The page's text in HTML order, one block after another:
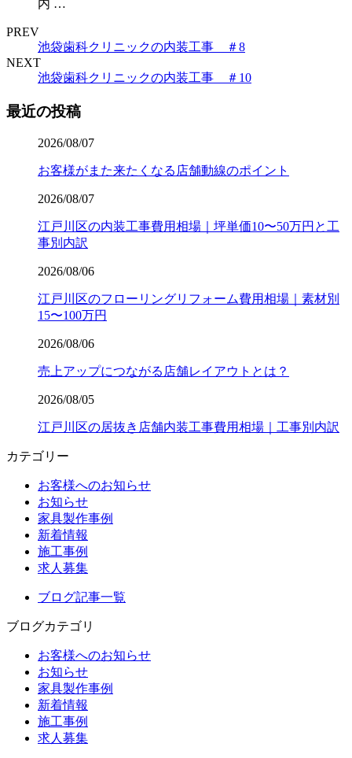
内 …
PREV
池袋歯科クリニックの内装工事 ＃8
NEXT
池袋歯科クリニックの内装工事 ＃10
最近の投稿
2026/08/07
お客様がまた来たくなる店舗動線のポイント
2026/08/07
江戸川区の内装工事費用相場｜坪単価10〜50万円と工
事別内訳
2026/08/06
江戸川区のフローリングリフォーム費用相場｜素材別
15〜100万円
2026/08/06
売上アップにつながる店舗レイアウトとは？
2026/08/05
江戸川区の居抜き店舗内装工事費用相場｜工事別内訳
カテゴリー
お客様へのお知らせ
お知らせ
家具製作事例
新着情報
施工事例
求人募集
ブログ記事一覧
ブログカテゴリ
お客様へのお知らせ
お知らせ
家具製作事例
新着情報
施工事例
求人募集